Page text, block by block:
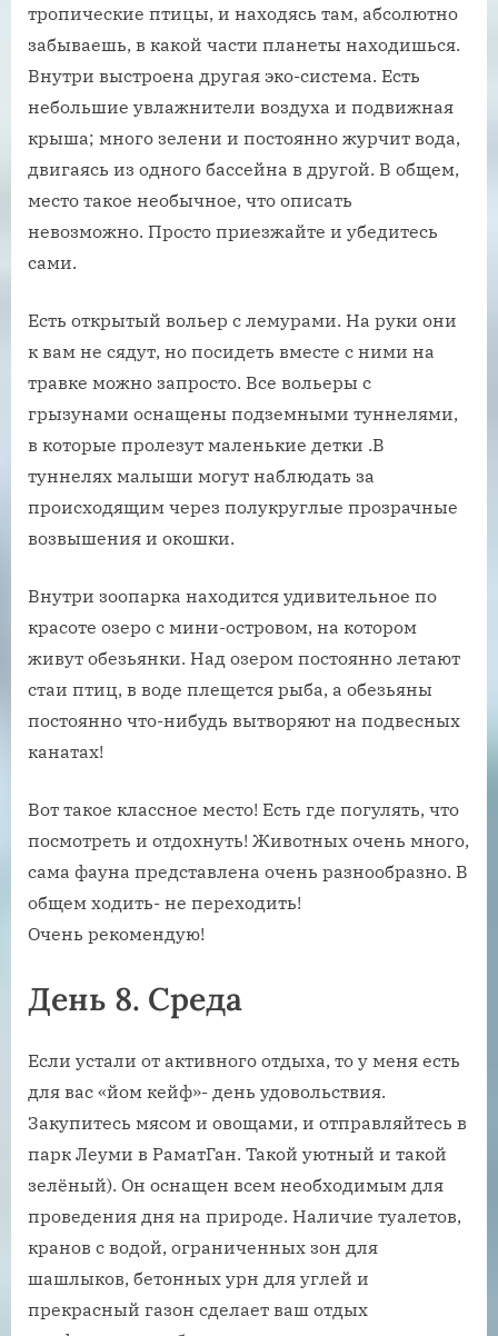
тропические птицы, и находясь там, абсолютно
забываешь, в какой части планеты находишься.
Внутри выстроена другая эко-система. Есть
небольшие увлажнители воздуха и подвижная
крыша; много зелени и постоянно журчит вода,
двигаясь из одного бассейна в другой. В общем,
место такое необычное, что описать
невозможно. Просто приезжайте и убедитесь
сами.
Есть открытый вольер с лемурами. На руки они
к вам не сядут, но посидеть вместе с ними на
травке можно запросто. Все вольеры с
грызунами оснащены подземными туннелями,
в которые пролезут маленькие детки .В
туннелях малыши могут наблюдать за
происходящим через полукруглые прозрачные
возвышения и окошки.
Внутри зоопарка находится удивительное по
красоте озеро с мини-островом, на котором
живут обезьянки. Над озером постоянно летают
стаи птиц, в воде плещется рыба, а обезьяны
постоянно что-нибудь вытворяют на подвесных
канатах!
Вот такое классное место! Есть где погулять, что
посмотреть и отдохнуть! Животных очень много,
сама фауна представлена очень разнообразно. В
общем ходить- не переходить!
Очень рекомендую!
День 8. Среда
Если устали от активного отдыха, то у меня есть
для вас «йом кейф»- день удовольствия.
Закупитесь мясом и овощами, и отправляйтесь в
парк Леуми в РаматГан. Такой уютный и такой
зелёный). Он оснащен всем необходимым для
проведения дня на природе. Наличие туалетов,
кранов с водой, ограниченных зон для
шашлыков, бетонных урн для углей и
прекрасный газон сделает ваш отдых